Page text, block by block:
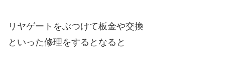
リヤゲートをぶつけて板金や交換
といった修理をするとなると